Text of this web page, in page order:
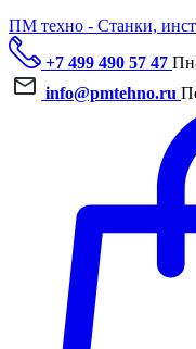
ПМ техно - Станки,
+7 499 490 57 47
info@pmtehno.ru